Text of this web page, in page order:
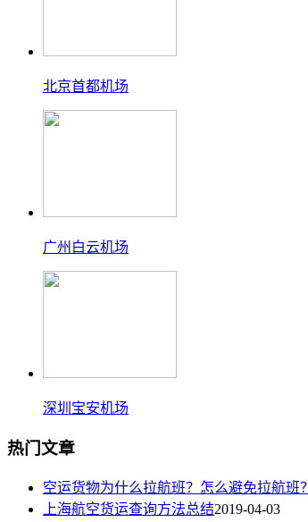
北京首都机场
广州白云机场
深圳宝安机场
热门文章
空运货物为什么拉航班？怎么避免拉航班？
上海航空货运查询方法总结2019-04-03